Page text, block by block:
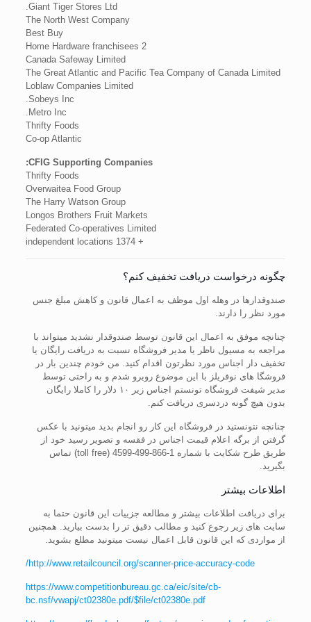
Giant Tiger Stores Ltd.
The North West Company
Best Buy
2 Home Hardware franchisees
Canada Safeway Limited
The Great Atlantic and Pacific Tea Company of Canada Limited
Loblaw Companies Limited
Sobeys Inc.
Metro Inc.
Thrifty Foods
Co-op Atlantic
CFIG Supporting Companies:
Thrifty Foods
Overwaitea Food Group
The Harry Watson Group
Longos Brothers Fruit Markets
Federated Co-operatives Limited
+ 1374 independent locations
چگونه درخواست دریافت تخفیف کنم؟
صندوقدارها در وهله اول موظف به اعمال قانون و کاهش مبلغ جنس
مورد نظر را دارند.
چنانچه موفق به اعمال این قانون توسط صندوقدار نشدید میتواند با
مراجعه به مسیول ناظر یا مدیر فروشگاه نسبت به دریافت رایگان یا
تخفیف دار اجناس مورد نظرتون اقدام کنید. من خودم چندین بار در
فروشگا های نوفریلز با این موضوع روبرو شدم و به راحتی توسط
مدیر شیفت فروشگاه تونستم اجناس زیر ۱۰ دلار را کاملا رایگان
بدون هیچ گونه دردسری دریافت کنم.
چنانچه نتونستید در فروشگاه این کار رو انجام بدید میتونید با عکس
گرفتن از برگه اعلام قیمت اجناس در فقسه و تصویر رسید خود از
طریق طرح شکایت با شماره 1-866-499-4599 (toll free) تماس
بگیرید.
اطلاعات بیشتر
برای دریافت اطلاعات بیشتر و مطالعه جزییات این قانون حتما به
سایت های زیر رجوع کنید و مطالب دقیق تر را بدست بیارید. همچنین
از مواردی که این قانون قابل اعمال نیست میتونید مطلع بشوید.
http://www.retailcouncil.org/scanner-price-accuracy-code/
https://www.competitionbureau.gc.ca/eic/site/cb-
bc.nsf/vwapj/ct02380e.pdf/$file/ct02380e.pdf